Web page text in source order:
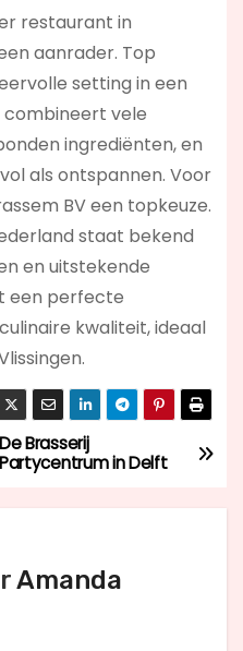
restaurant in
aanrader. Top
setting in een
vele
ingrediënten, en
als ontspannen. Voor
BV een topkeuze.
staat bekend
en uitstekende
een perfecte
kwaliteit, ideaal
De Brasserij
Partycentrum in Delft
Amanda